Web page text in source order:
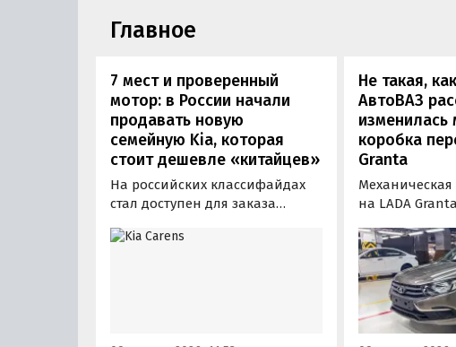
Главное
7 мест и проверенный
мотор: в России начали
продавать новую
семейную Kia, которая
стоит дешевле «китайцев»
На российских классифайдах
стал доступен для заказа
компактвэн Kia Carens, который
Не такая,
АвтоВАЗ
изменилась
коробка
Granta
на LADA
изменилась.
рассказал,
получила
иной
и главную